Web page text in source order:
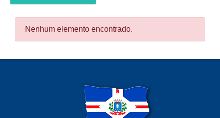
Nenhum elemento encontrado.